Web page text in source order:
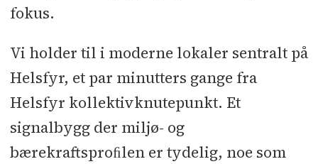
fokus.
Vi holder til i moderne lokaler sentralt på
Helsfyr, et par minutters gange fra
Helsfyr kollektivknutepunkt. Et
signalbygg der miljø- og
bærekraftsproﬁlen er tydelig, noe som